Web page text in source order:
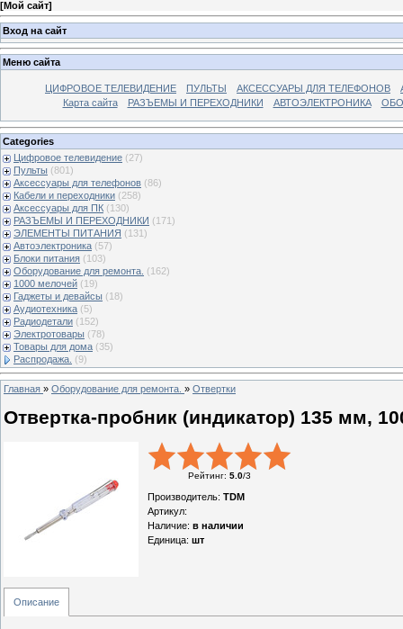
[Мой сайт]
Вход на сайт
Меню сайта
ЦИФРОВОЕ ТЕЛЕВИДЕНИЕ ПУЛЬТЫ АКСЕССУАРЫ ДЛЯ ТЕЛЕФОНОВ
Карта сайта
РАЗЪЕМЫ И ПЕРЕХОДНИКИ АВТОЭЛЕКТРОНИКА
Categories
Цифровое телевидение (27)
Пульты (801)
Аксессуары для телефонов (86)
Кабели и переходники (258)
Аксессуары для ПК (130)
РАЗЪЕМЫ И ПЕРЕХОДНИКИ (171)
ЭЛЕМЕНТЫ ПИТАНИЯ (131)
Автоэлектроника (57)
Блоки питания (103)
Оборудование для ремонта. (162)
1000 мелочей (19)
Гаджеты и девайсы (18)
Аудиотехника (5)
Радиодетали (152)
Электротовары (78)
Товары для дома (35)
Распродажа. (9)
Главная » Оборудование для ремонта. » Отвертки
Отвертка-пробник (индикатор) 135 мм,
Рейтинг: 5.0/3
Производитель: TDM
Артикул:
Наличие: в наличии
Единица: шт
Описание